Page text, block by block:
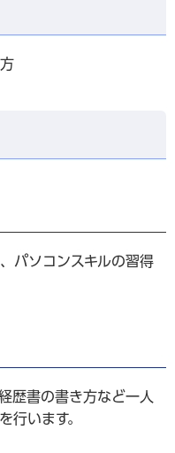
パソコンスキルの習得
歴書の書き方など一人
行います。